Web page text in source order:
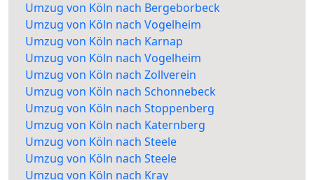
Umzug von Köln nach Bergeborbeck
Umzug von Köln nach Vogelheim
Umzug von Köln nach Karnap
Umzug von Köln nach Vogelheim
Umzug von Köln nach Zollverein
Umzug von Köln nach Schonnebeck
Umzug von Köln nach Stoppenberg
Umzug von Köln nach Katernberg
Umzug von Köln nach Steele
Umzug von Köln nach Steele
Umzug von Köln nach Kray